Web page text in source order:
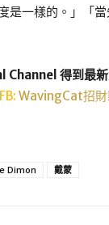
是一樣的。」「
Channel 得到最
FB: WavingCat招
Dimon 戴蒙